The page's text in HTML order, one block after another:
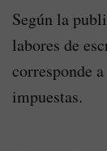
Según la
labores de
corresponde
impuestas.